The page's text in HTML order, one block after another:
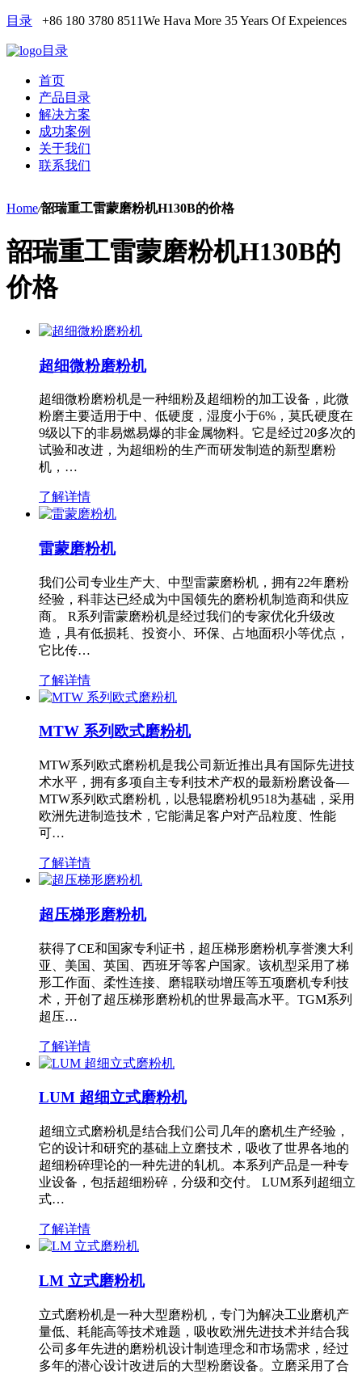
目录 +86 180 3780 8511We Hava More 35 Years Of Expeiences
目录
首页
产品目录
解决方案
成功案例
关于我们
联系我们
Home/韶瑞重工雷蒙磨粉机H130B的价格
韶瑞重工雷蒙磨粉机H130B的
价格
超细微粉磨粉机
超细微粉磨粉机是一种细粉及超细粉的加工设备，此微
粉磨主要适用于中、低硬度，湿度小于6%，莫氏硬度在
9级以下的非易燃易爆的非金属物料。它是经过20多次的
试验和改进，为超细粉的生产而研发制造的新型磨粉
机，…
了解详情
雷蒙磨粉机
我们公司专业生产大、中型雷蒙磨粉机，拥有22年磨粉
经验，科菲达已经成为中国领先的磨粉机制造商和供应
商。 R系列雷蒙磨粉机是经过我们的专家优化升级改
造，具有低损耗、投资小、环保、占地面积小等优点，
它比传…
了解详情
MTW 系列欧式磨粉机
MTW系列欧式磨粉机是我公司新近推出具有国际先进技
术水平，拥有多项自主专利技术产权的最新粉磨设备—
MTW系列欧式磨粉机，以悬辊磨粉机9518为基础，采用
欧洲先进制造技术，它能满足客户对产品粒度、性能
可…
了解详情
超压梯形磨粉机
获得了CE和国家专利证书，超压梯形磨粉机享誉澳大利
亚、美国、英国、西班牙等客户国家。该机型采用了梯
形工作面、柔性连接、磨辊联动增压等五项磨机专利技
术，开创了超压梯形磨粉机的世界最高水平。TGM系列
超压…
了解详情
LUM 超细立式磨粉机
超细立式磨粉机是结合我们公司几年的磨机生产经验，
它的设计和研究的基础上立磨技术，吸收了世界各地的
超细粉碎理论的一种先进的轧机。本系列产品是一种专
业设备，包括超细粉碎，分级和交付。 LUM系列超细立
式…
了解详情
LM 立式磨粉机
立式磨粉机是一种大型磨粉机，专门为解决工业磨机产
量低、耗能高等技术难题，吸收欧洲先进技术并结合我
公司多年先进的磨粉机设计制造理念和市场需求，经过
多年的潜心设计改进后的大型粉磨设备。立磨采用了合